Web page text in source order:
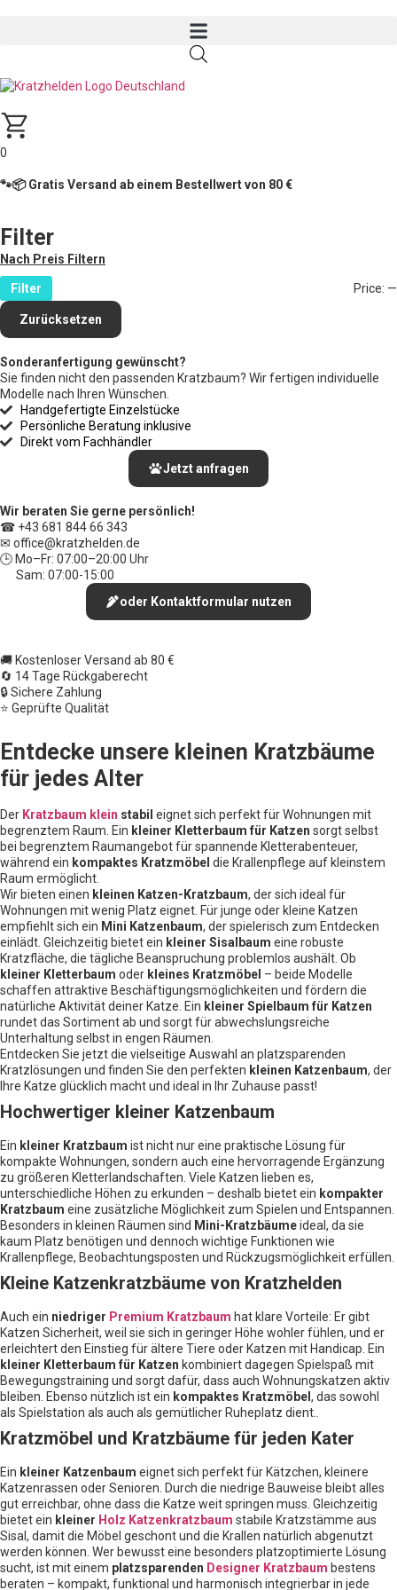
0
🐾📦 Gratis Versand ab einem Bestellwert von 80 €
Filter
Nach Preis Filtern
Filter Price: —
Zurücksetzen
Sonderanfertigung gewünscht?
Sie finden nicht den passenden Kratzbaum? Wir fertigen individuelle
Modelle nach Ihren Wünschen.
Handgefertigte Einzelstücke
Persönliche Beratung inklusive
Direkt vom Fachhändler
Jetzt anfragen
Wir beraten Sie gerne persönlich!
☎ +43 681 844 66 343
✉ office@kratzhelden.de
🕒 Mo–Fr: 07:00–20:00 Uhr
Sam: 07:00-15:00
oder Kontaktformular nutzen
🚚 Kostenloser Versand ab 80 €
🔄 14 Tage Rückgaberecht
🔒 Sichere Zahlung
⭐ Geprüfte Qualität
Entdecke unsere kleinen Kratzbäume
für jedes Alter
Der Kratzbaum klein stabil eignet sich perfekt für Wohnungen mit
begrenztem Raum. Ein kleiner Kletterbaum für Katzen sorgt selbst
bei begrenztem Raumangebot für spannende Kletterabenteuer,
während ein kompaktes Kratzmöbel die Krallenpflege auf kleinstem
Raum ermöglicht.
Wir bieten einen kleinen Katzen-Kratzbaum, der sich ideal für
Wohnungen mit wenig Platz eignet. Für junge oder kleine Katzen
empfiehlt sich ein Mini Katzenbaum, der spielerisch zum Entdecken
einlädt. Gleichzeitig bietet ein kleiner Sisalbaum eine robuste
Kratzfläche, die tägliche Beanspruchung problemlos aushält. Ob
kleiner Kletterbaum oder kleines Kratzmöbel – beide Modelle
schaffen attraktive Beschäftigungsmöglichkeiten und fördern die
natürliche Aktivität deiner Katze. Ein kleiner Spielbaum für Katzen
rundet das Sortiment ab und sorgt für abwechslungsreiche
Unterhaltung selbst in engen Räumen.
Entdecken Sie jetzt die vielseitige Auswahl an platzsparenden
Kratzlösungen und finden Sie den perfekten kleinen Katzenbaum, der
Ihre Katze glücklich macht und ideal in Ihr Zuhause passt!
Hochwertiger kleiner Katzenbaum
Ein kleiner Kratzbaum ist nicht nur eine praktische Lösung für
kompakte Wohnungen, sondern auch eine hervorragende Ergänzung
zu größeren Kletterlandschaften. Viele Katzen lieben es,
unterschiedliche Höhen zu erkunden – deshalb bietet ein kompakter
Kratzbaum eine zusätzliche Möglichkeit zum Spielen und Entspannen.
Besonders in kleinen Räumen sind Mini-Kratzbäumeideal, da sie
kaum Platz benötigen und dennoch wichtige Funktionen wie
Krallenpflege, Beobachtungsposten und Rückzugsmöglichkeit erfüllen.
Kleine Katzenkratzbäume von Kratzhelden
Auch ein niedriger Premium Kratzbaum hat klare Vorteile: Er gibt
Katzen Sicherheit, weil sie sich in geringer Höhe wohler fühlen, und er
erleichtert den Einstieg für ältere Tiere oder Katzen mit Handicap. Ein
kleiner Kletterbaum für Katzen kombiniert dagegen Spielspaß mit
Bewegungstraining und sorgt dafür, dass auch Wohnungskatzen aktiv
bleiben. Ebenso nützlich ist ein kompaktes Kratzmöbel , das sowohl
als Spielstation als auch als gemütlicher Ruheplatz dient..
Kratzmöbel und Kratzbäume für jeden Kater
Ein kleiner Katzenbaum eignet sich perfekt für Kätzchen, kleinere
Katzenrassen oder Senioren. Durch die niedrige Bauweise bleibt alles
gut erreichbar, ohne dass die Katze weit springen muss. Gleichzeitig
bietet ein kleiner Holz Katzenkratzbaum stabile Kratzstämme aus
Sisal, damit die Möbel geschont und die Krallen natürlich abgenutzt
werden können. Wer bewusst eine besonders platzoptimierte Lösung
sucht, ist mit einem platzsparenden Designer Kratzbaum bestens
beraten – kompakt, funktional und harmonisch integrierbar in jede